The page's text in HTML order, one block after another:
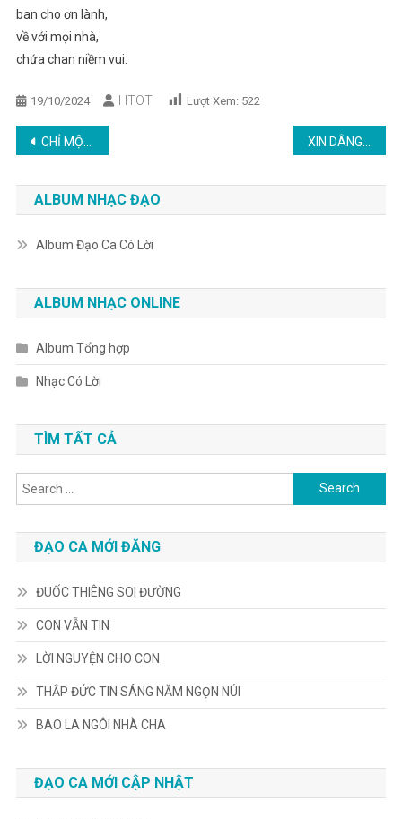
ban cho ơn lành,
về với mọi nhà,
chứa chan niềm vui.
19/10/2024 HTOT Lượt Xem: 522
Post
navigation
CHỈ MỘT NIỀM TIN
ALBUM NHẠC ĐẠO
Album Đạo Ca Có Lời
ALBUM NHẠC ONLINE
Album Tổng hợp
Nhạc Có Lời
TÌM TẤT CẢ
Search
for:
ĐẠO CA MỚI ĐĂNG
ĐUỐC THIÊNG SOI ĐƯỜNG
CON VẪN TIN
LỜI NGUYỆN CHO CON
THẮP ĐỨC TIN SÁNG NĂM NGỌN NÚI
BAO LA NGÔI NHÀ CHA
ĐẠO CA MỚI CẬP NHẬT